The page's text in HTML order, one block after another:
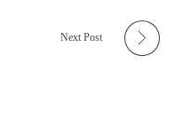
Next Post